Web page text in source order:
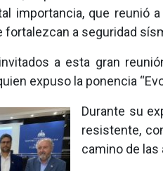
importancia, que
fortalezcan a seguridad
a esta gran
expuso la ponencia
Durante su
resistente,
camino de